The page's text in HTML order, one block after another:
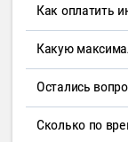
Как оплатить
Какую
Остались
Сколько по